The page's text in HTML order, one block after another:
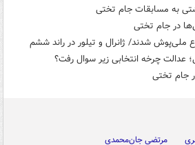
به مسابقات جام تختی
در جام تختی
ملی‌پوش شدند/ ژانرال و تیلور در راند ششم
عدالت چرخه انتخابی زیر سوال رفت؟
جام تختی
مرتضی جان‌محمدی